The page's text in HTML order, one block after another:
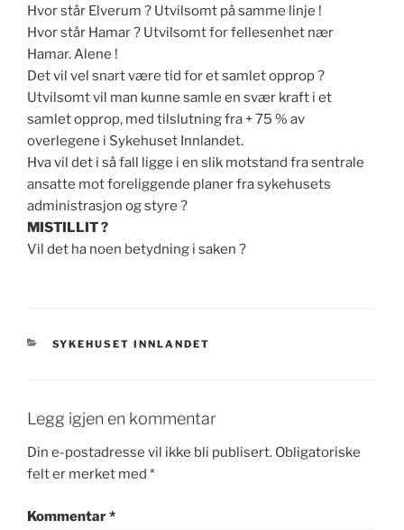
Hvor står Elverum ? Utvilsomt på samme linje !
Hvor står Hamar ? Utvilsomt for fellesenhet nær
Hamar. Alene !
Det vil vel snart være tid for et samlet opprop ?
Utvilsomt vil man kunne samle en svær kraft i et
samlet opprop, med tilslutning fra + 75 % av
overlegene i Sykehuset Innlandet.
Hva vil det i så fall ligge i en slik motstand fra sentrale
ansatte mot foreliggende planer fra sykehusets
administrasjon og styre ?
MISTILLIT ?
Vil det ha noen betydning i saken ?
KATEGORIER
SYKEHUSET INNLANDET
Legg igjen en kommentar
Din e-postadresse vil ikke bli publisert. Obligatoriske
felt er merket med *
Kommentar*